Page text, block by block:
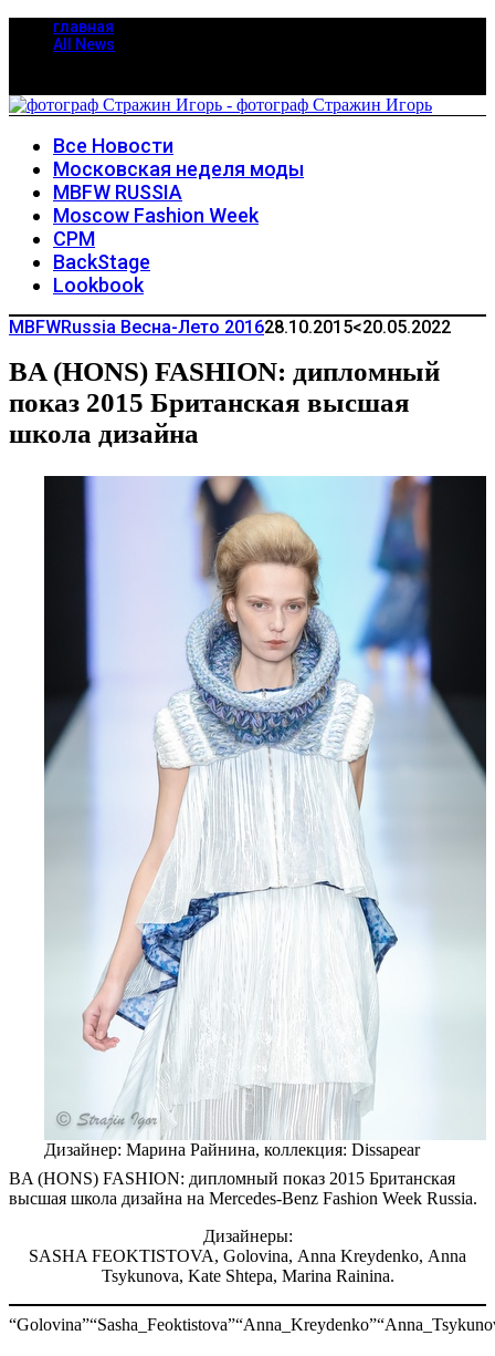
главная
All News
Все Новости
Московская неделя моды
MBFW RUSSIA
Moscow Fashion Week
CPM
BackStage
Lookbook
MBFWRussia Весна-Лето 201628.10.2015<20.05.2022
BA (HONS) FASHION: дипломный
показ 2015 Британская высшая
школа дизайна
Дизайнер: Марина Райнина, коллекция: Dissapear
BA (HONS) FASHION: дипломный показ 2015 Британская
высшая школа дизайна на Mercedes-Benz Fashion Week Russia.
Дизайнеры:
SASHA FEOKTISTOVA, Golovina, Anna Kreydenko, Anna
Tsykunova, Kate Shtepa, Marina Rainina.
“Golovina”“Sasha_Feoktistova”“Anna_Kreydenko”